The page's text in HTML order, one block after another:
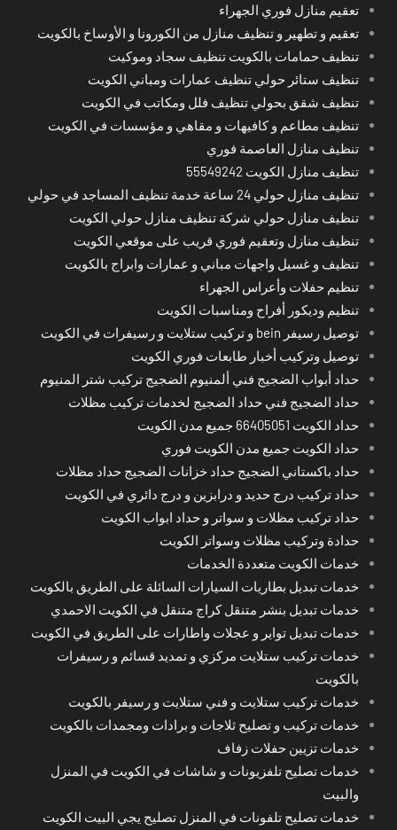
تعقيم منازل فوري الجهراء
تعقيم و تطهير و تنظيف منازل من الكورونا و الأوساخ بالكويت
تنظيف حمامات بالكويت تنظيف سجاد وموكيت
تنظيف ستائر حولي تنظيف عمارات ومباني الكويت
تنظيف شقق بحولي تنظيف فلل ومكاتب في الكويت
تنظيف مطاعم و كافيهات و مقاهي و مؤسسات في الكويت
تنظيف منازل العاصمة فوري
تنظيف منازل الكويت 55549242
تنظيف منازل حولي 24 ساعة خدمة تنظيف المساجد في حولي
تنظيف منازل حولي شركة تنظيف منازل حولي الكويت
تنظيف منازل وتعقيم فوري قريب على موقعي الكويت
تنظيف و غسيل واجهات مباني و عمارات وابراج بالكويت
تنظيم حفلات وأعراس الجهراء
تنظيم وديكور أفراح ومناسبات الكويت
توصيل رسيفر bein و تركيب ستلايت و رسيفرات في الكويت
توصيل وتركيب أخبار طابعات فوري الكويت
حداد أبواب الضجيج فني ألمنيوم الضجيج تركيب شتر المنيوم
حداد الضجيج فني حداد الضجيج لخدمات تركيب مظلات
حداد الكويت 66405051 جميع مدن الكويت
حداد الكويت جميع مدن الكويت فوري
حداد باكستاني الضجيج حداد خزانات الضجيج حداد مظلات
حداد تركيب درج حديد و درابزين و درج دائري في الكويت
حداد تركيب مظلات و سواتر و حداد ابواب الكويت
حدادة وتركيب مظلات وسواتر الكويت
خدمات الكويت متعددة الخدمات
خدمات تبديل بطاريات السيارات السائلة على الطريق بالكويت
خدمات تبديل بنشر متنقل كراج متنقل في الكويت الاحمدي
خدمات تبديل تواير و عجلات واطارات على الطريق في الكويت
خدمات تركيب ستلايت مركزي و تمديد قسائم و رسيفرات
بالكويت
خدمات تركيب ستلايت و فني ستلايت و رسيفر بالكويت
خدمات تركيب و تصليح ثلاجات و برادات ومجمدات بالكويت
خدمات تزيين حفلات زفاف
خدمات تصليح تلفزيونات و شاشات في الكويت في المنزل
والبيت
خدمات تصليح تلفونات في المنزل تصليح يجي البيت الكويت